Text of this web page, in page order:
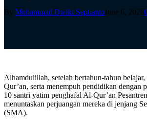
By Muhammad Dwiki SeptiantoJune 6, 2026
Alhamdulillah, setelah bertahun-tahun
Qur’an, serta menempuh pendidikan dengan
10 santri yatim penghafal Al-Qur’an
menuntaskan perjuangan mereka di jenjang
(SMA).